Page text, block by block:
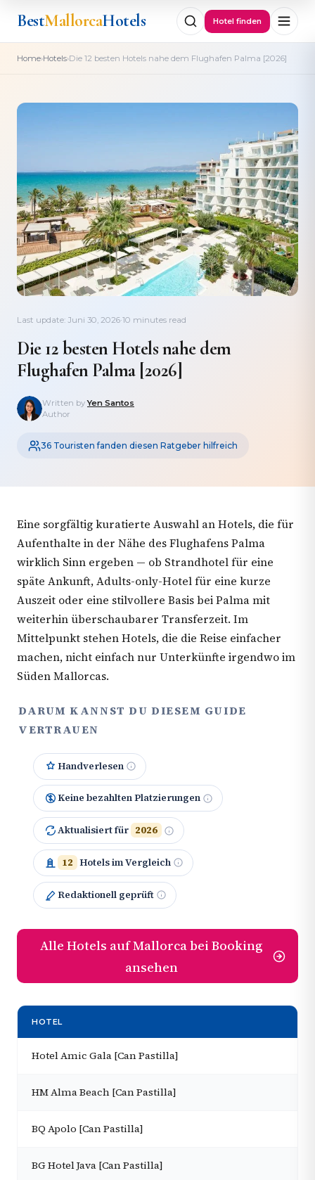
BestMallorcaHotels Hotel finden
Home›Hotels›Die 12 besten Hotels nahe dem Flughafen Palma [2026]
Last update: Juni 30, 2026·10 minutes read
Die 12 besten Hotels nahe dem
Flughafen Palma [2026]
Written byYen Santos
Author
36 Touristen fanden diesen Ratgeber hilfreich
Eine sorgfältig kuratierte Auswahl an Hotels, die für
Aufenthalte in der Nähe des Flughafens Palma
wirklich Sinn ergeben — ob Strandhotel für eine
späte Ankunft, Adults-only-Hotel für eine kurze
Auszeit oder eine stilvollere Basis bei Palma mit
weiterhin überschaubarer Transferzeit. Im
Mittelpunkt stehen Hotels, die die Reise einfacher
machen, nicht einfach nur Unterkünfte irgendwo im
Süden Mallorcas.
DARUM KANNST DU DIESEM GUIDE
VERTRAUEN
Handverlesen
Keine bezahlten Platzierungen
Aktualisiert für 2026
12 Hotels im Vergleich
Redaktionell geprüft
Alle Hotels auf Mallorca bei Booking
ansehen
HOTEL
Hotel Amic Gala [Can Pastilla]
HM Alma Beach [Can Pastilla]
BQ Apolo [Can Pastilla]
BG Hotel Java [Can Pastilla]